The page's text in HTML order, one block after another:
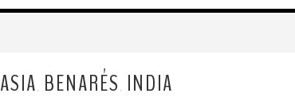
ASIA BENARÉS INDIA